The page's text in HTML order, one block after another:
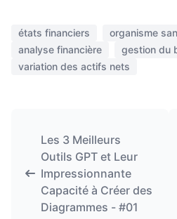
états financiers
organisme
analyse financière
gestion du
variation des actifs nets
Les 3 Meilleurs
Outils GPT et Leur
Impressionnante
Capacité à Créer des
Diagrammes - #01